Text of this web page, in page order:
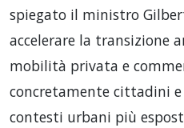
spiegato il ministro
accelerare la transizione
mobilità privata e
concretamente cittadini e
contesti urbani più